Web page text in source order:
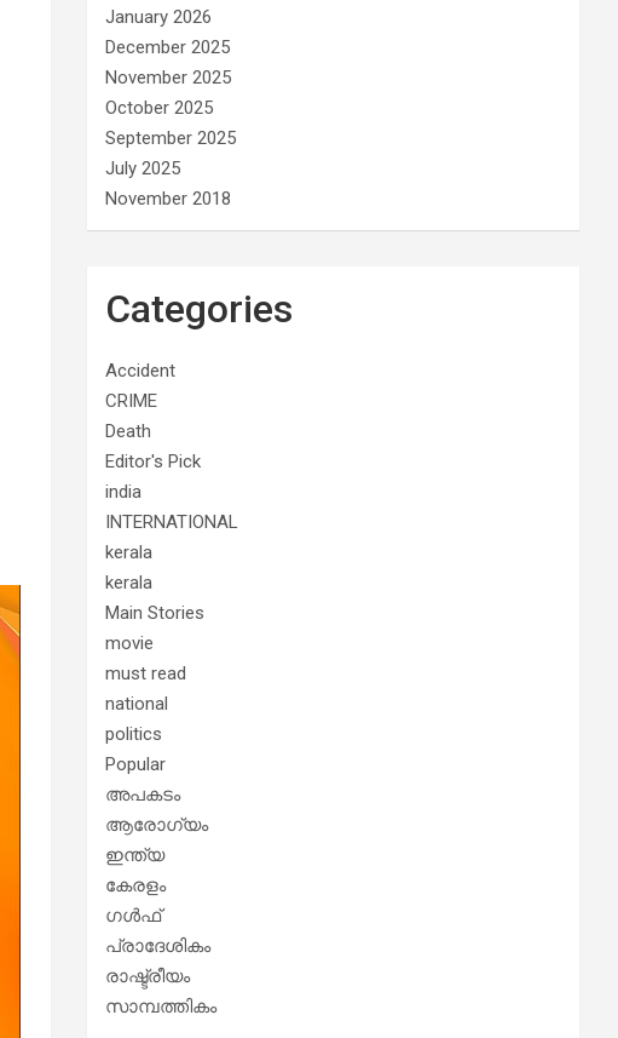
January 2026
December 2025
November 2025
October 2025
September 2025
July 2025
November 2018
Categories
Accident
CRIME
Death
Editor's Pick
india
INTERNATIONAL
kerala
kerala
Main Stories
movie
must read
national
politics
Popular
അപകടം
ആരോഗ്യം
ഇന്ത്യ
കേരളം
ഗൾഫ്
പ്രാദേശികം
രാഷ്ട്രീയം
സാമ്പത്തികം